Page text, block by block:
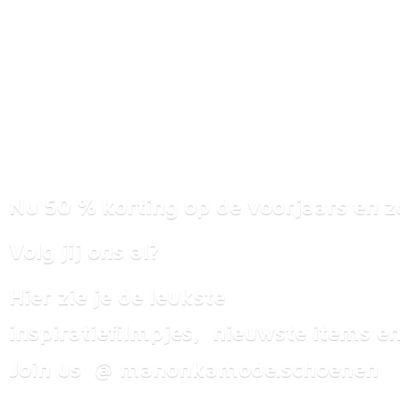
Nu 50 % korting op de voorjaars en
Volg jij ons al?
Hier zie je de leukste
inspiratiefilmpjes, nieuwste items
Join us @ manonkamode.schoenen